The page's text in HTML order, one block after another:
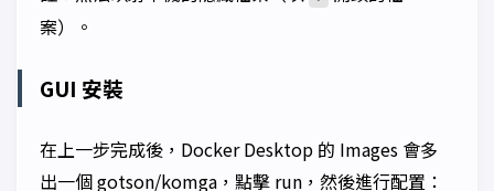
案）。
GUI 安裝
在上一步完成後，Docker Desktop 的 Images 會多
出一個gotson/komga ，點擊 run ，然後進行配置：